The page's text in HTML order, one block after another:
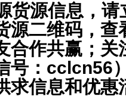
货源信息，
源二维码，查
合作共赢；关
号：cclcn56
求信息和优惠